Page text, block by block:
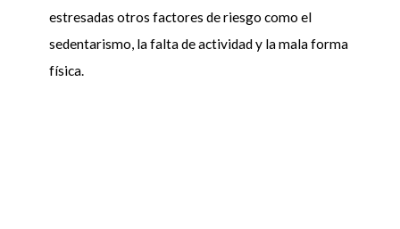
estresadas otros factores de riesgo como el
sedentarismo, la falta de actividad y la mala forma
física.